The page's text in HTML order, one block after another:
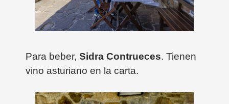
Para beber, Sidra Contrueces. Tienen
vino asturiano en la carta.